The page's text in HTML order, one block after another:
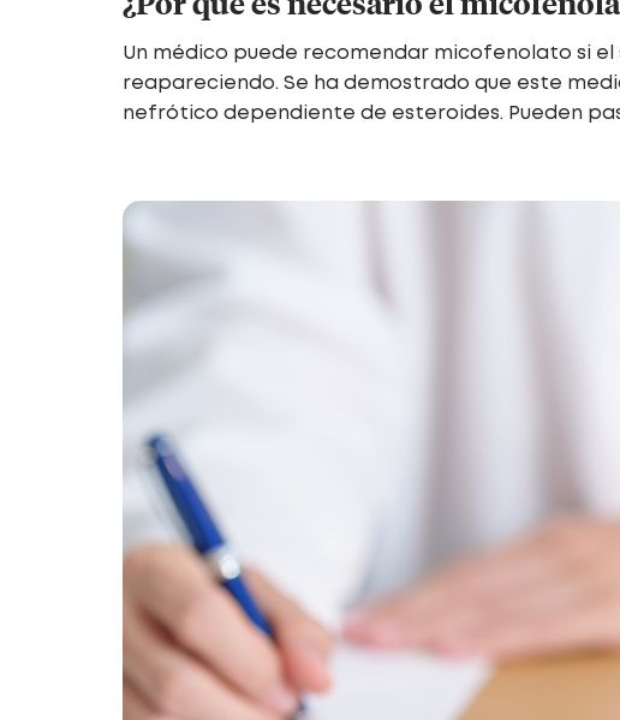
Un médico puede recomendar micofenolato si
reapareciendo. Se ha demostrado que este
nefrótico dependiente de esteroides. Pueden